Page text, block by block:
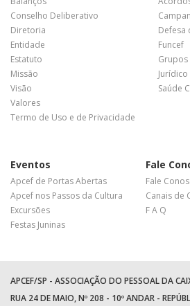
Conselho Deliberativo
Diretoria
Entidade
Estatuto
Missão
Visão
Valores
Termo de Uso e de Privacidade
Defesa
Funcef
Jurídico
Saúde
Eventos
Apcef de Portas Abertas
Apcef nos Passos da Cultura
Excursões
Festas Juninas
Fale
Fale
Canais de
F A Q
APCEF/SP - ASSOCIAÇÃO DO PESSOAL DA
RUA 24 DE MAIO, Nº 208 - 10º ANDAR -